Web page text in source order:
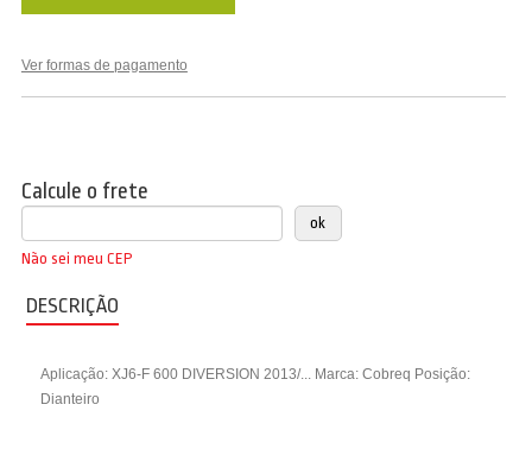
Ver formas de pagamento
Calcule o frete
Não sei meu CEP
DESCRIÇÃO
Aplicação: XJ6-F 600 DIVERSION 2013/... Marca: Cobreq Posição:
Dianteiro